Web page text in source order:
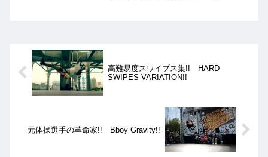
高難易度スワイプス集!! HARD
SWIPES VARIATION!!
元体操選手の革命家!! Bboy Gravity!!